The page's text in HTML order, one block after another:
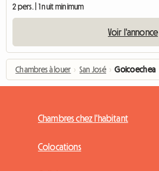
2 pers. | 1 nuit minimum
Voir l'annonce
Chambres à louer › San José › Goicoechea
Chambres chez l'habitant
Colocations